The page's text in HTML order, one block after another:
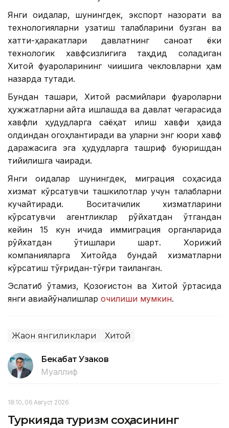
Янги қоидалар, шунингдек, экспорт назорати ва
технологияларни узатиш талабларини бузган ва
хатти-ҳаракатлари давлатнинг саноат ёки
технологик хавфсизлигига таҳдид соладиган
Хитой фуқароларининг чиқишига чекловларни ҳам
назарда тутади.
Бундан ташқари, Хитой расмийлари фуқароларни
ҳужжатларни қайта ишлашда ва давлат чегарасида
хавфли ҳудудларга саёҳат қилиш хавфи ҳақида
олдиндан огоҳлантиради ва уларни энг юқори хавф
даражасига эга ҳудудларга ташриф буюришдан
тийилишга чақиради.
Янги қоидалар шунингдек, миграция соҳасида
хизмат кўрсатувчи ташкилотлар учун талабларни
кучайтиради. Воситачилик хизматларини
кўрсатувчи агентликлар рўйхатдан ўтгандан
кейин 15 кун ичида иммиграция органларида
рўйхатдан ўтишлари шарт. Хорижий
компанияларга Хитойда бундай хизматларни
кўрсатиш тўғридан-тўғри тақиқланган.
Эслатиб ўтамиз, Қозоғистон ва Хитой ўртасида
янги авиайўналишлар очилиши мумкин.
Жаҳон янгиликлари Хитой
Бекабат Узаков
Муаллиф
18:10, 06 Август 2026
Туркияда туризм соҳасининг